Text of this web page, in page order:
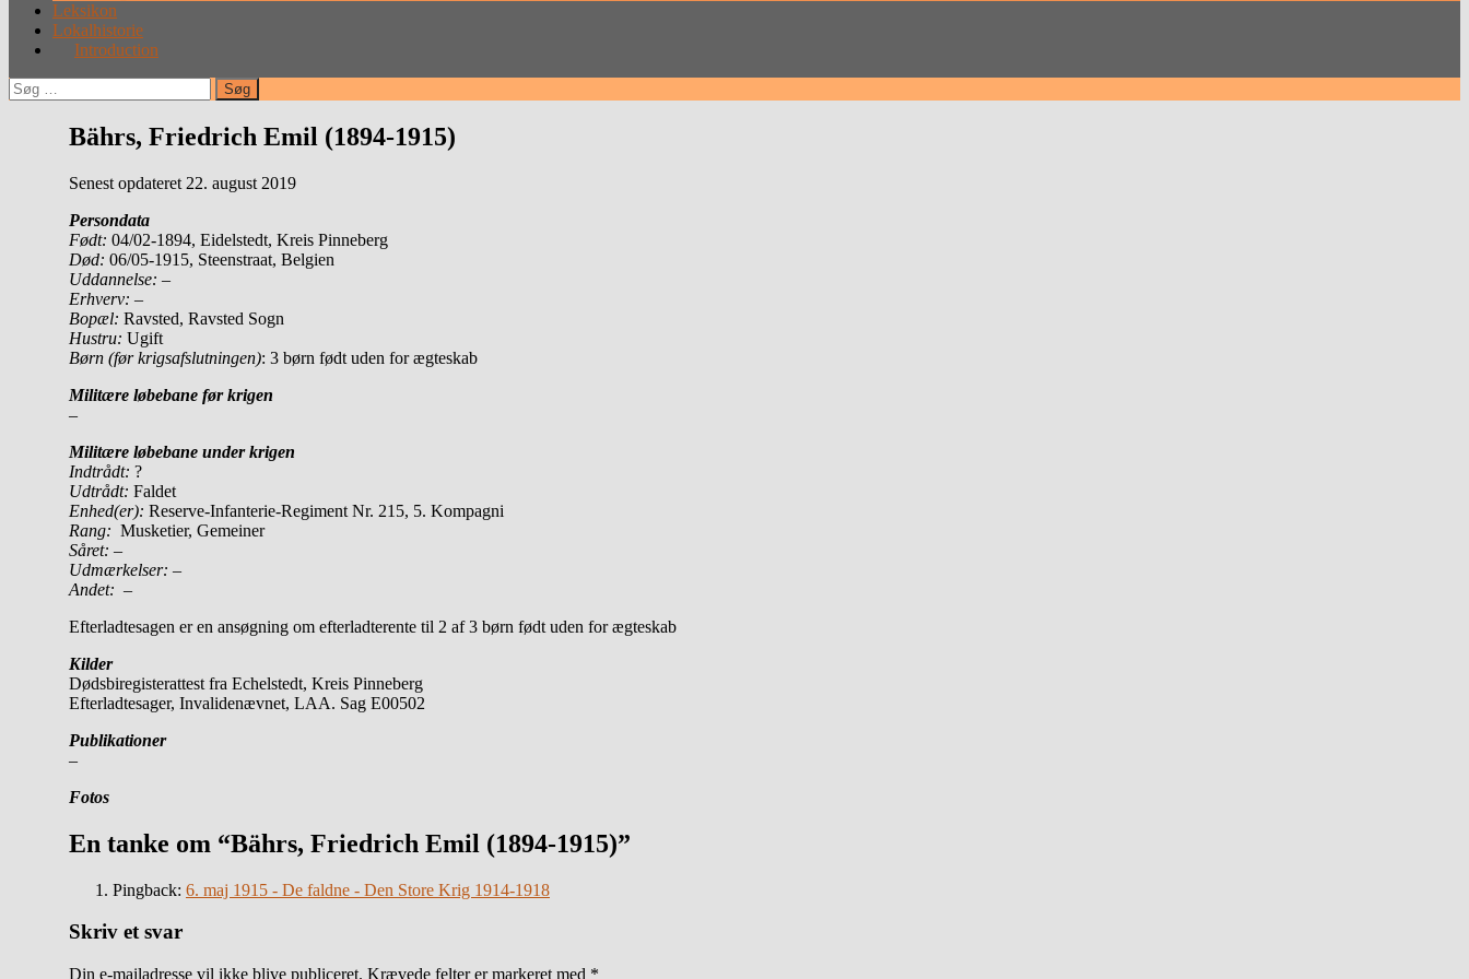
Leksikon
Lokalhistorie
Introduction
Søg
efter:
Bährs, Friedrich Emil (1894-1915)
Senest opdateret 22. august 2019
Persondata
Født: 04/02-1894, Eidelstedt, Kreis Pinneberg
Død: 06/05-1915, Steenstraat, Belgien
Uddannelse: –
Erhverv: –
Bopæl: Ravsted, Ravsted Sogn
Hustru: Ugift
Børn (før krigsafslutningen): 3 børn født uden for ægteskab
Militære løbebane før krigen
–
Militære løbebane under krigen
Indtrådt: ?
Udtrådt: Faldet
Enhed(er): Reserve-Infanterie-Regiment Nr. 215, 5. Kompagni
Rang: Musketier, Gemeiner
Såret: –
Udmærkelser: –
Andet: –
Efterladtesagen er en ansøgning om efterladterente til 2 af 3 børn født uden for ægteskab
Kilder
Dødsbiregisterattest fra Echelstedt, Kreis Pinneberg
Efterladtesager, Invalidenævnet, LAA. Sag E00502
Publikationer
–
Fotos
En tanke om “Bährs, Friedrich Emil (1894-1915)”
Pingback: 6. maj 1915 - De faldne - Den Store Krig 1914-1918
Skriv et svar
Din e-mailadresse vil ikke blive publiceret. Krævede felter er markeret med *